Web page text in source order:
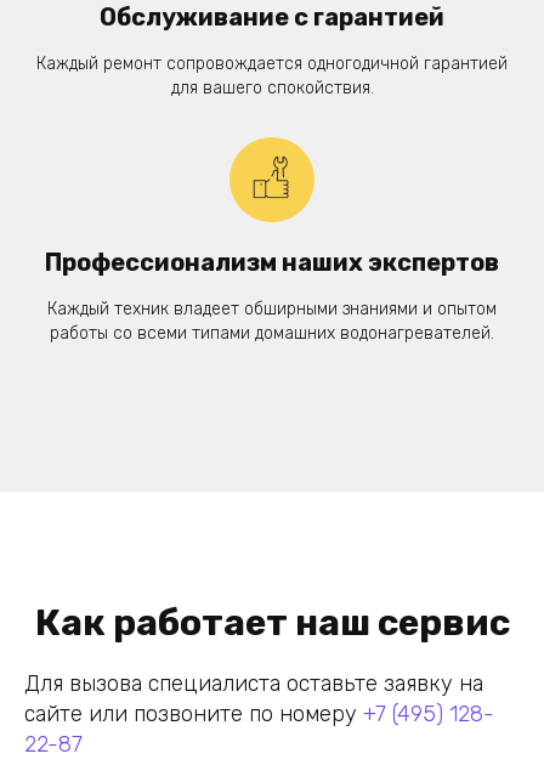
Обслуживание с гарантией
Каждый ремонт сопровождается одногодичной гарантией
для вашего спокойствия.
Профессионализм наших экспертов
Каждый техник владеет обширными знаниями и опытом
работы со всеми типами домашних водонагревателей.
Как работает наш сервис
Для вызова специалиста оставьте заявку на
сайте или позвоните по номеру +7 (495) 128-
22-87